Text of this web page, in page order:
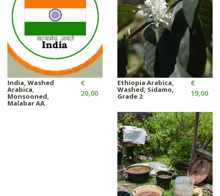
India, Washed
Arabica,
Monsooned,
Malabar AA
€
20,00
Ethiopia Arabica,
Washed, Sidamo,
Grade 2
€
19,00